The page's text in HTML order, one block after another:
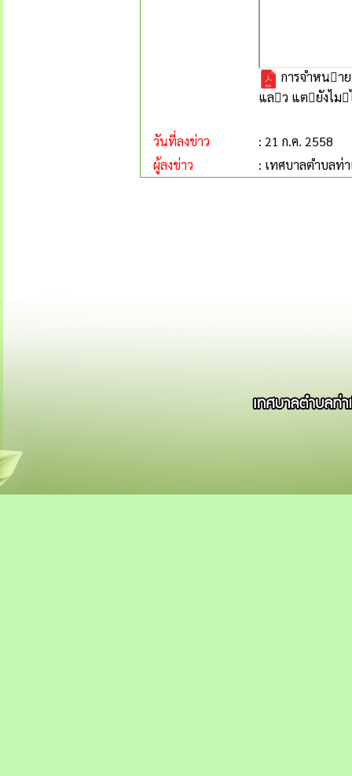
การจําหนา
แลว แตยังไม
วันที่ลงข่าว
: 21 ก.ค. 2558
ผู้ลงข่าว
: เทศบาลตำบลท่